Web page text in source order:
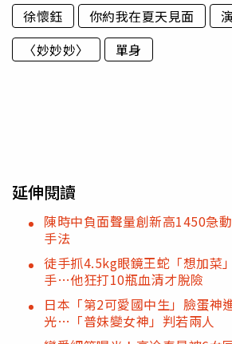
徐懷鈺 你約我在夏天見面
〈妙妙妙〉
單身
延伸閱讀
陳時中負面聲量創新高1450急
手法
徒手抓4.5kg眼鏡王蛇「想加
手…他狂打10瓶血清才脫險
日本「第2可愛國中生」臉蛋
光…「普妹變女神」判若兩人